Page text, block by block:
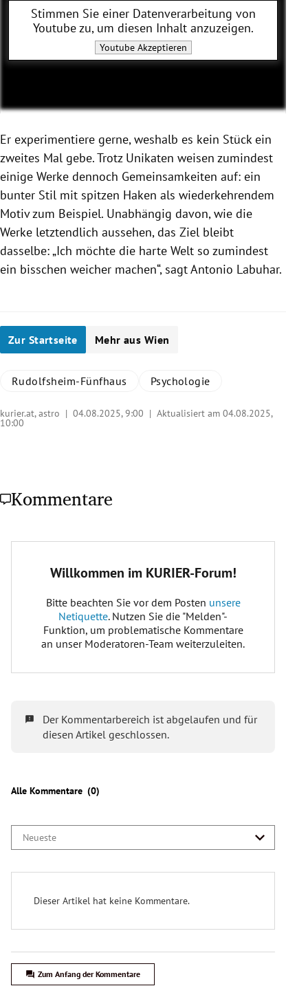
Stimmen Sie einer Datenverarbeitung von
Youtubezu, um diesen Inhalt anzuzeigen.
YoutubeAkzeptieren
Er experimentiere gerne, weshalb es kein Stück ein
zweites Mal gebe. Trotz Unikaten weisen zumindest
einige Werke dennoch Gemeinsamkeiten auf: ein
bunter Stil mit spitzen Haken als wiederkehrendem
Motiv zum Beispiel. Unabhängig davon, wie die
Werke letztendlich aussehen, das Ziel bleibt
dasselbe: „Ich möchte die harte Welt so zumindest
ein bisschen weicher machen“, sagt Antonio Labuhar.
Zur Startseite Mehr aus Wien
Rudolfsheim-Fünfhaus Psychologie
kurier.at, astro | 04.08.2025, 9:00 | Aktualisiert am 04.08.2025,
10:00
Kommentare